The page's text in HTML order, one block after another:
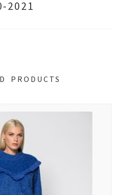
2021
PRODUCTS